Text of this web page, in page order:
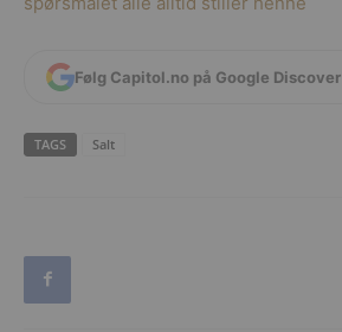
Følg Capitol.no på Google Discover
TAGS Salt